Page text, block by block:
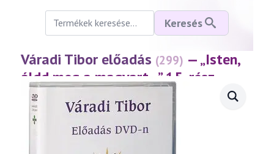
Keresés
következőre:
Keresés
Váradi Tibor előadás (299) — „Isten,
áldd meg a magyart…” 15. rész
(2003.05.09.)